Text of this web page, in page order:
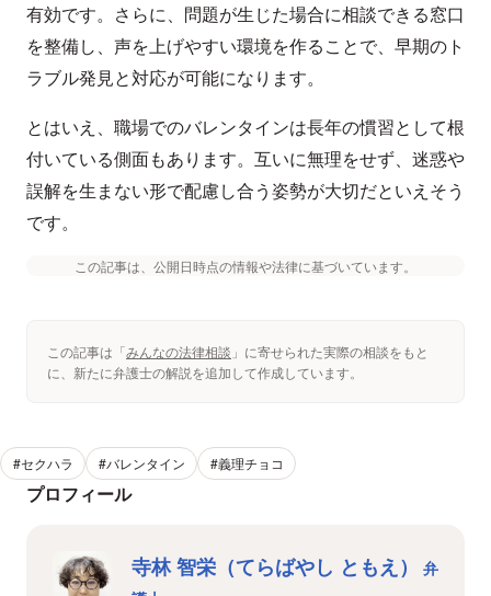
有効です。さらに、問題が生じた場合に相談できる窓口
を整備し、声を上げやすい環境を作ることで、早期のト
ラブル発見と対応が可能になります。
とはいえ、職場でのバレンタインは長年の慣習として根
付いている側面もあります。互いに無理をせず、迷惑や
誤解を生まない形で配慮し合う姿勢が大切だといえそう
です。
この記事は、公開日時点の情報や法律に基づいています。
この記事は「みんなの法律相談 」に寄せられた実際の相談をもと
に、新たに弁護士の解説を追加して作成しています。
#セクハラ #バレンタイン #義理チョコ
プロフィール
寺林 智栄（てらばやし ともえ）
弁